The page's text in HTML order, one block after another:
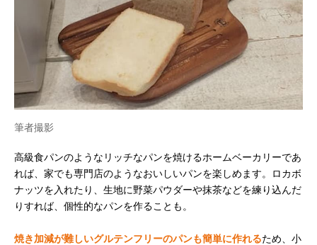
筆者撮影
高級食パンのようなリッチなパンを焼けるホームベーカリーであ
れば、家でも専門店のようなおいしいパンを楽しめます。ロカボ
ナッツを入れたり、生地に野菜パウダーや抹茶などを練り込んだ
りすれば、個性的なパンを作ることも。
焼き加減が難しいグルテンフリーのパンも簡単に作れるため、小